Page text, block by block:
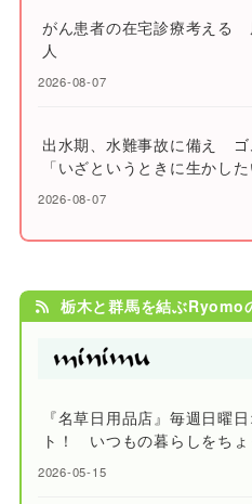
がん患者の在宅診療考える
人
2026-08-07
出水期、水難事故に備え ゴ
「いざというときに生かし
2026-08-07
栃木と群馬を結ぶRyomo
『名草日用品店』毎週日曜
ト！ いつもの暮らしをちょ
2026-05-15